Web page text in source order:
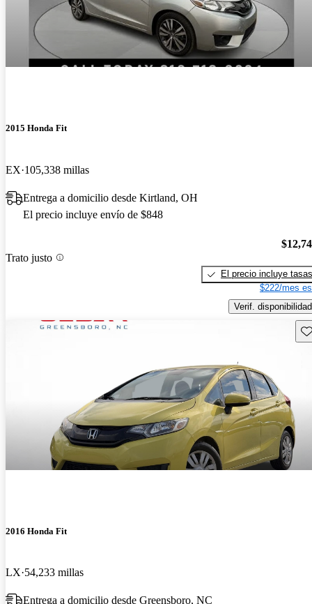
2015 Honda Fit
EX 105,338 millas
Entrega a domicilio desde Kirtland, OH
El precio incluye envío de $848
Trato justo
El precio incluye tasas
$222/mes
Verif. disponibilidad
2016 Honda Fit
LX 54,233 millas
Entrega a domicilio desde Greensboro, NC